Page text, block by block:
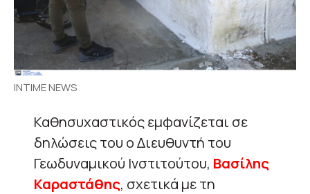
INTIME NEWS
Καθησυχαστικός εμφανίζεται σε
δηλώσεις του ο Διευθυντή του
Γεωδυναμικού Ινστιτούτου, Βασίλης
Καραστάθης, σχετικά με τη